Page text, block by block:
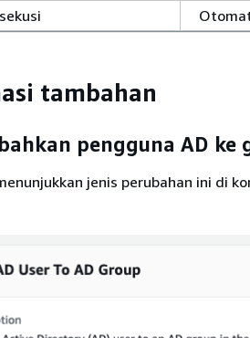
tambahan
pengguna AD ke
jenis perubahan ini di